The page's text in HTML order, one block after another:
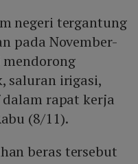
negeri tergantung
pada November-
mendorong
saluran irigasi,
rapat kerja
(8/11).
beras tersebut